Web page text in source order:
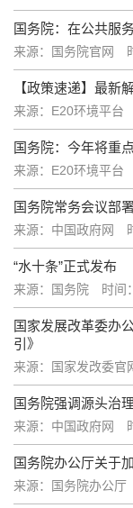
国务院：在公共服
来源：国务院官网
【政策速递】最新
来源：E20环境平台
国务院：今年将重
来源：E20环境平台
国务院常务会议部
来源：中国政府网
“水十条”正式发布
来源：国务院 时间
国家发展改革委办
引》
来源：国家发改委官
国务院强调源头治
来源：中国政府网
国务院办公厅关于
来源：国务院办公厅